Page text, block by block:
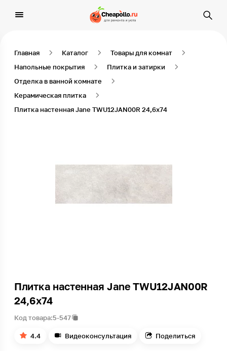
Главная Каталог
Товары для комнат
Напольные покрытия
Плитка и затирки
Отделка в ванной комнате
Керамическая плитка
Плитка настенная Jane TWU12JAN00R 24,6х74
Плитка настенная Jane TWU12JAN00R
24,6х74
Код товара:5-547
4.4 Видеоконсультация Поделиться